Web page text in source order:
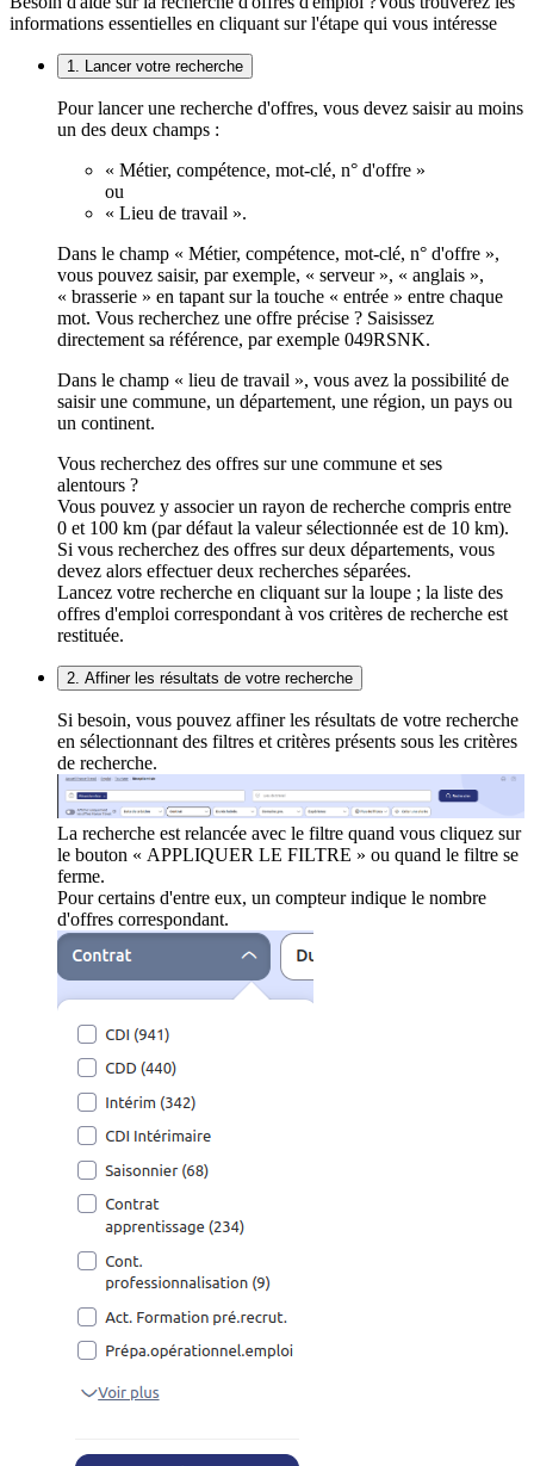
informations essentielles en cliquant sur l'étape qui vous intéresse
1. Lancer votre recherche
Pour lancer une recherche d'offres, vous devez saisir au moins
un des deux champs :
« Métier, compétence, mot-clé, n° d'offre »
ou
« Lieu de travail ».
Dans le champ « Métier, compétence, mot-clé, n° d'offre »,
vous pouvez saisir, par exemple, « serveur », « anglais »,
« brasserie » en tapant sur la touche « entrée » entre chaque
mot. Vous recherchez une offre précise ? Saisissez
directement sa référence, par exemple 049RSNK.
Dans le champ « lieu de travail », vous avez la possibilité de
saisir une commune, un département, une région, un pays ou
un continent.
Vous recherchez des offres sur une commune et ses
alentours ?
Vous pouvez y associer un rayon de recherche compris entre
0 et 100 km (par défaut la valeur sélectionnée est de 10 km).
Si vous recherchez des offres sur deux départements, vous
devez alors effectuer deux recherches séparées.
Lancez votre recherche en cliquant sur la loupe ; la liste des
offres d'emploi correspondant à vos critères de recherche est
restituée.
2. Affiner les résultats de votre recherche
Si besoin, vous pouvez affiner les résultats de votre recherche
en sélectionnant des filtres et critères présents sous les critères
de recherche.
La recherche est relancée avec le filtre quand vous cliquez sur
le bouton « APPLIQUER LE FILTRE » ou quand le filtre se
ferme.
Pour certains d'entre eux, un compteur indique le nombre
d'offres correspondant.